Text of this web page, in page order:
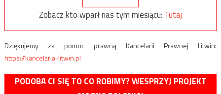
Zobacz kto wparł nas tym miesiącu: Tutaj
Dziękujemy za pomoc prawną Kancelarii Prawnej Litwin:
https://kancelaria-litwin.pl
PODOBA CI SIĘ TO CO ROBIMY? WESPRZYJ PROJEKT